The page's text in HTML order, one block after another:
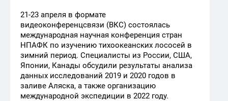
21-23 апреля в формате
видеоконференцсвязи (ВКС) состоялась
международная научная конференция стран
НПАФК по изучению тихоокеанских лососей в
зимний период. Специалисты из России, США,
Японии, Канады обсудили результаты анализа
данных исследований 2019 и 2020 годов в
заливе Аляска, а также организацию
международной экспедиции в 2022 году.